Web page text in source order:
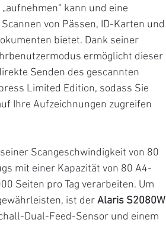
kann und eine
von Pässen, ID-Karten und
bietet. Dank seiner
ermöglicht dieser
Senden des gescannten
Limited Edition, sodass Sie
Ihre Aufzeichnungen zugreifen
Scangeschwindigkeit von 80
mit einer Kapazität von 80 A4-
Seiten pro Tag verarbeiten. Um
ist derAlaris S2080W
Dual-Feed-Sensor und einem